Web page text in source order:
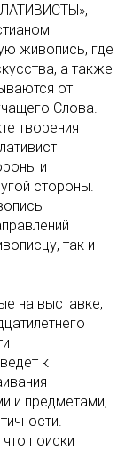
живопись, где
а также
от
Слова.
творения
и
стороны.
так и
на выставке,
к
и предметами,
поиски